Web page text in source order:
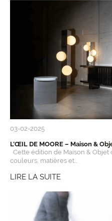
03-02-2025
L’ŒIL DE MOORE – Maison &
Cette édition de Maison &
couleurs, matières et...
LIRE LA SUITE